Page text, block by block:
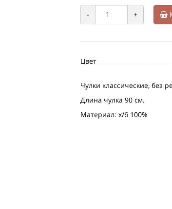
- +
Цвет
Чулки классические, без
Длина чулка 90 см.
Материал: х/б 100%